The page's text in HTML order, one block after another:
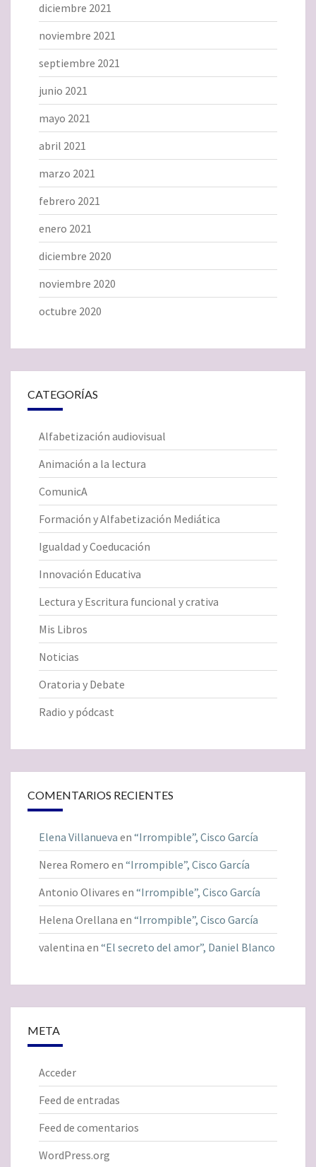
diciembre 2021
noviembre 2021
septiembre 2021
junio 2021
mayo 2021
abril 2021
marzo 2021
febrero 2021
enero 2021
diciembre 2020
noviembre 2020
octubre 2020
CATEGORÍAS
Alfabetización audiovisual
Animación a la lectura
ComunicA
Formación y Alfabetización Mediática
Igualdad y Coeducación
Innovación Educativa
Lectura y Escritura funcional y crativa
Mis Libros
Noticias
Oratoria y Debate
Radio y pódcast
COMENTARIOS RECIENTES
Elena Villanueva en “Irrompible”, Cisco García
Nerea Romero en “Irrompible”, Cisco García
Antonio Olivares en “Irrompible”, Cisco García
Helena Orellana en “Irrompible”, Cisco García
valentina en “El secreto del amor”, Daniel Blanco
META
Acceder
Feed de entradas
Feed de comentarios
WordPress.org